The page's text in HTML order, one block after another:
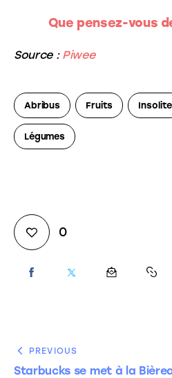
Que pensez-vous
Source : Piwee
Abribus Fruits Insolite
Légumes
0
PREVIOUS
Starbucks se met à la